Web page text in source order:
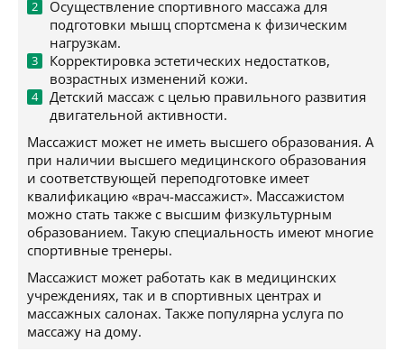
Осуществление спортивного массажа для
подготовки мышц спортсмена к физическим
нагрузкам.
Корректировка эстетических недостатков,
возрастных изменений кожи.
Детский массаж с целью правильного развития
двигательной активности.
Массажист может не иметь высшего образования. А
при наличии высшего медицинского образования
и соответствующей переподготовке имеет
квалификацию «врач-массажист». Массажистом
можно стать также с высшим физкультурным
образованием. Такую специальность имеют многие
спортивные тренеры.
Массажист может работать как в медицинских
учреждениях, так и в спортивных центрах и
массажных салонах. Также популярна услуга по
массажу на дому.